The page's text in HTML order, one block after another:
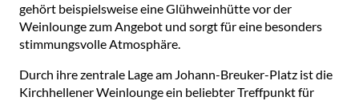
gehört beispielsweise eine Glühweinhütte vor der
Weinlounge zum Angebot und sorgt für eine besonders
stimmungsvolle Atmosphäre.
Durch ihre zentrale Lage am Johann-Breuker-Platz ist die
Kirchhellener Weinlounge ein beliebter Treffpunkt für